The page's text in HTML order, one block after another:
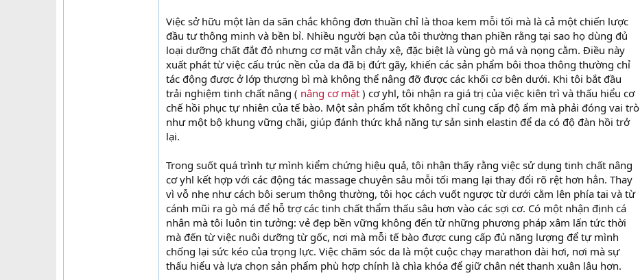
Việc sở hữu một làn da săn chắc không đơn thuần chỉ là thoa kem mỗi tối mà là cả một chiến lược
đầu tư thông minh và bền bỉ. Nhiều người bạn của tôi thường than phiền rằng tại sao họ dùng đủ
loại dưỡng chất đắt đỏ nhưng cơ mặt vẫn chảy xệ, đặc biệt là vùng gò má và nọng cằm. Điều này
xuất phát từ việc cấu trúc nền của da đã bị đứt gãy, khiến các sản phẩm bôi thoa thông thường chỉ
tác động được ở lớp thượng bì mà không thể nâng đỡ được các khối cơ bên dưới. Khi tôi bắt đầu
trải nghiệm tinh chất nâng ( nâng cơ mặt ) cơ yhl, tôi nhận ra giá trị của việc kiên trì và thấu hiểu cơ
chế hồi phục tự nhiên của tế bào. Một sản phẩm tốt không chỉ cung cấp độ ẩm mà phải đóng vai trò
như một bộ khung vững chãi, giúp đánh thức khả năng tự sản sinh elastin để da có độ đàn hồi trở
lại.
Trong suốt quá trình tự mình kiểm chứng hiệu quả, tôi nhận thấy rằng việc sử dụng tinh chất nâng
cơ yhl kết hợp với các động tác massage chuyên sâu mỗi tối mang lại thay đổi rõ rệt hơn hẳn. Thay
vì vỗ nhẹ như cách bôi serum thông thường, tôi học cách vuốt ngược từ dưới cằm lên phía tai và từ
cánh mũi ra gò má để hỗ trợ các tinh chất thẩm thấu sâu hơn vào các sợi cơ. Có một nhận định cá
nhân mà tôi luôn tin tưởng: vẻ đẹp bền vững không đến từ những phương pháp xâm lấn tức thời
mà đến từ việc nuôi dưỡng từ gốc, nơi mà mỗi tế bào được cung cấp đủ năng lượng để tự mình
chống lại sức kéo của trọng lực. Việc chăm sóc da là một cuộc chạy marathon dài hơi, nơi mà sự
thấu hiểu và lựa chọn sản phẩm phù hợp chính là chìa khóa để giữ chân nét thanh xuân lâu hơn.